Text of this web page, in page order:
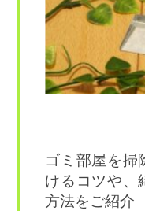
ゴミ部屋を掃
けるコツや、
方法をご紹介